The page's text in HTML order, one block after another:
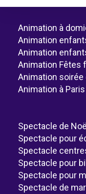
Animation à
Animation
Animation
Animation Fêtes
Animation
Animation à
Spectacle de Noël
Spectacle pour
Spectacle
Spectacle pour
Spectacle pour
Spectacle de